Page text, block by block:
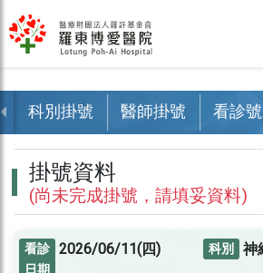
科別掛號 醫師掛號 看診
掛號資料
(尚未完成掛號，請填妥資料)
看診 2026/06/11(四) 科別 神